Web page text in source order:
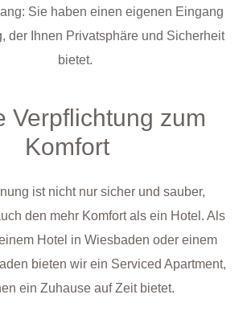
Sie haben einen eigenen Eingang
der Ihnen Privatsphäre und Sicherheit
bietet.
Verpflichtung zum
Komfort
ist nicht nur sicher und sauber,
den mehr Komfort als ein Hotel. Als
Hotel in Wiesbaden oder einem
bieten wir ein Serviced Apartment,
ein Zuhause auf Zeit bietet.